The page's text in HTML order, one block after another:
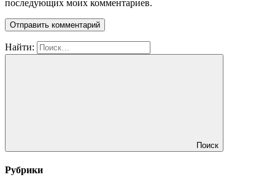
последующих моих комментариев.
Найти:
Поиск
Рубрики